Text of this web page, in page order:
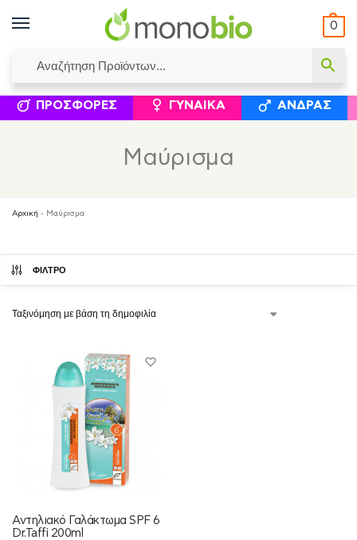
0
ΙΣΟΛΟΓΙΣΜΟΊ ΕΛΕΆΝΝΑ ΧΡΙΣΤΙΝΆΚΗ ΕΠΙΚΟΙΝΩΝΊΑ
ΣΥΜΠΛΗΡΏΜΑΤΑ ΔΙΑΤΡΟΦΉΣ ΦΥΣΙΚΆ
ΠΡΟΣΦΟΡΈΣ ΓΥΝΑΊΚΑ ΆΝΔΡΑΣ
Μαύρισμα
Αρχική - Μαύρισμα
ΦΙΛΤΡΟ
Αντηλιακό Γαλάκτωμα SPF 6
Dr.Taffi 200ml